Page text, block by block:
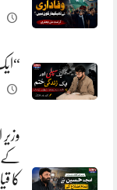
کے
کا